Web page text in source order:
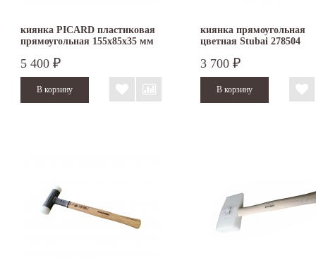
киянка PICARD пластиковая
прямоугольная 155х85х35 мм
5 400 ₽
киянка прямоугольная
цветная Stubai 278504
3 700 ₽